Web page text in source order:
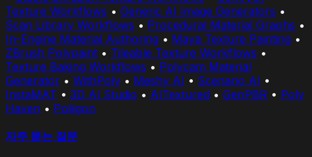
Texture Workflows • Generic AI Image Generators •
Scan Library Workflows • Procedural Material Graphs •
In-Engine Material Authoring • Maya Texture Painting •
ZBrush Polypaint • Tileable Texture Workflows •
Texture Baking Workflows • Polycam Material
Generator • WithPoly • Meshy AI • Scenario AI •
InstaMAT • 3D AI Studio • AITextured • GenPBR • Poly
Haven • Poliigon
자주 묻는 질문